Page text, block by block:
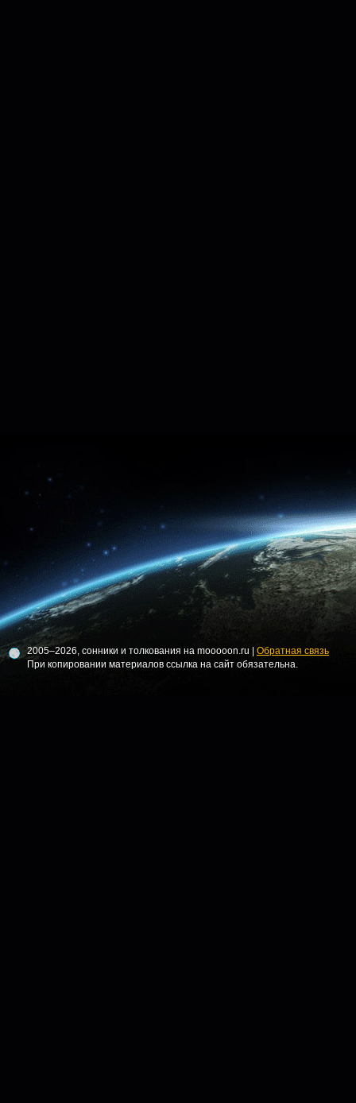
2005–2026, сонники и толкования на mooooon.ru | Обратная связь
При копировании материалов ссылка на сайт обязательна.